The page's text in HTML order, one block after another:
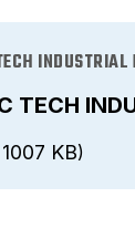
TECH
INDUSTRIAL
1007 KB